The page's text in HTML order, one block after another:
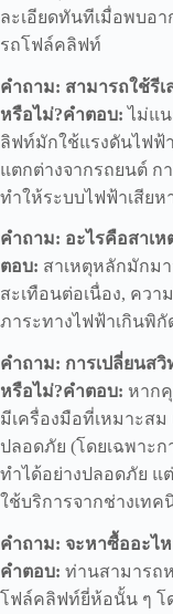
ละเอียดทันทีเมื่อพบอ
รถโฟล์คลิฟท์
คำถาม: สามารถใช้รี
หรือไม่?คำตอบ: ไม่แน
ลิฟท์มักใช้แรงดันไฟฟ้
แตกต่างจากรถยนต์ ก
ทำให้ระบบไฟฟ้าเสียห
คำถาม: อะไรคือสาเ
ตอบ: สาเหตุหลักมักม
สะเทือนต่อเนื่อง, คว
ภาระทางไฟฟ้าเกินพิกั
คำถาม: การเปลี่ยนสวิ
หรือไม่?คำตอบ: หาก
มีเครื่องมือที่เหมาะส
ปลอดภัย (โดยเฉพาะ
ทำได้อย่างปลอดภัย แ
ใช้บริการจากช่างเท
คำถาม: จะหาซื้ออะไ
คำตอบ: ท่านสามารถ
โฟล์คลิฟท์ยี่ห้อนั้น ๆ โ